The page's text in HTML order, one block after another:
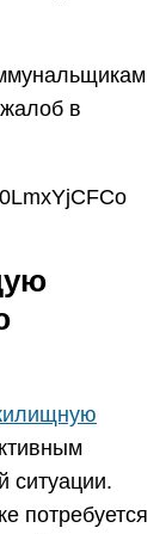
в
ситуации.
потребуется